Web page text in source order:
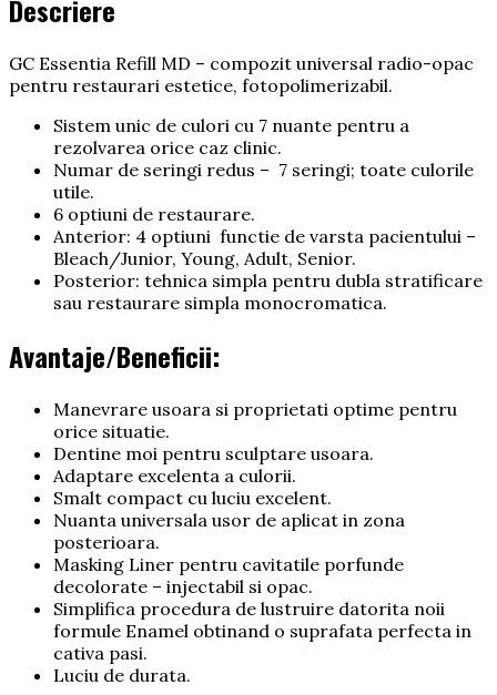
Descriere
GC Essentia Refill MD – compozit universal radio-opac
pentru restaurari estetice, fotopolimerizabil.
Sistem unic de culori cu 7 nuante pentru a
rezolvarea orice caz clinic.
Numar de seringi redus – 7 seringi; toate culorile
utile.
6 optiuni de restaurare.
Anterior: 4 optiuni functie de varsta pacientului –
Bleach/Junior, Young, Adult, Senior.
Posterior: tehnica simpla pentru dubla stratificare
sau restaurare simpla monocromatica.
Avantaje/Beneficii:
Manevrare usoara si proprietati optime pentru
orice situatie.
Dentine moi pentru sculptare usoara.
Adaptare excelenta a culorii.
Smalt compact cu luciu excelent.
Nuanta universala usor de aplicat in zona
posterioara.
Masking Liner pentru cavitatile porfunde
decolorate – injectabil si opac.
Simplifica procedura de lustruire datorita noii
formule Enamel obtinand o suprafata perfecta in
cativa pasi.
Luciu de durata.